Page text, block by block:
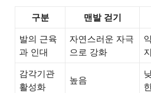
구분 맨발 걷기
발의 근육
과 인대
자연스러운 자극
으로 강화
감각기관
활성화
높음